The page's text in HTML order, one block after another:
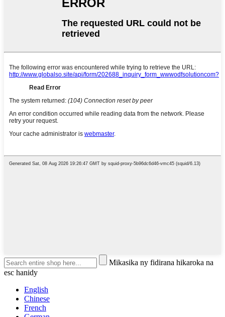
Mikasika ny fidirana hikaroka na
esc hanidy
English
Chinese
French